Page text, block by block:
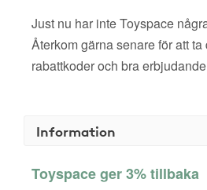
Just nu har inte Toyspace
Återkom gärna senare för att
rabattkoder och bra
Information
Toyspace ger 3% tillbaka